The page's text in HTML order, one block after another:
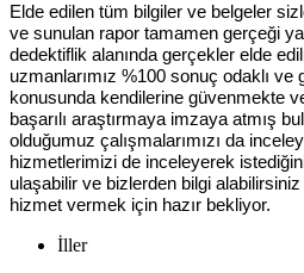
Elde edilen tüm bilgiler ve belgeler
ve sunulan rapor tamamen gerçeği
dedektiflik alanında gerçekler elde
uzmanlarımız %100 sonuç odaklı
konusunda kendilerine güvenmekte
başarılı araştırmaya imzaya atmış
olduğumuz çalışmalarımızı da
hizmetlerimizi de inceleyerek
ulaşabilir ve bizlerden bilgi alabilirsiniz
hizmet vermek için hazır bekliyor.
İller